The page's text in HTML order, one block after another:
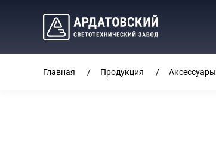
Главная Продукция Аксессуары